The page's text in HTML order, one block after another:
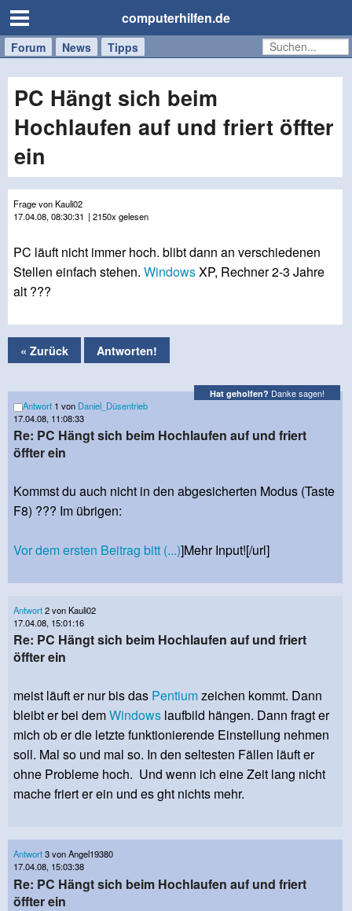
computerhilfen.de
Forum News Tipps
Handy
Tablet
Windows
Mac
PC Hängt sich beim
Hochlaufen auf und friert öffter
ein
Frage von Kauli02
17.04.08, 08:30:31 | 2150x gelesen
PC läuft nicht immer hoch. blibt dann an verschiedenen
Stellen einfach stehen. WindowsXP, Rechner 2-3 Jahre
alt ???
« Zurück Antworten!
Hat geholfen? Danke sagen!
Antwort 1 von Daniel_Düsentrieb
17.04.08, 11:08:33
Re: PC Hängt sich beim Hochlaufen auf und friert
öffter ein
Kommst du auch nicht in den abgesicherten Modus (Taste
F8) ??? Im übrigen:
Vor dem ersten Beitrag bitt (...)]Mehr Input![/url]
Antwort2 von Kauli02
17.04.08, 15:01:16
Re: PC Hängt sich beim Hochlaufen auf und friert
öffter ein
meist läuft er nur bis das Pentiumzeichen kommt. Dann
bleibt er bei demWindows laufbild hängen. Dann fragt er
mich ob er die letzte funktionierende Einstellung nehmen
soll. Mal so und mal so. In den seltesten Fällen läuft er
ohne Probleme hoch. Und wenn ich eine Zeit lang nicht
mache friert er ein und es ght nichts mehr.
Antwort3 von Angel19380
17.04.08, 15:03:38
Re: PC Hängt sich beim Hochlaufen auf und friert
öffter ein